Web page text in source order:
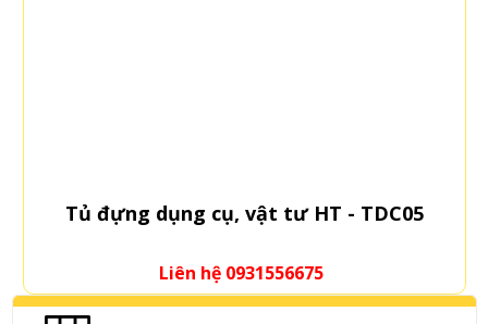
Tủ đựng dụng cụ HT - TDC04
Liên hệ 0931556675